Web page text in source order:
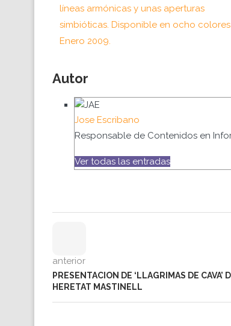
Autor
Jose Escribano
Responsable de Contenidos en
Ver todas las entradas
anterior
PRESENTACION DE ‘LLAGRIMAS DE CAVA’
HERETAT MASTINELL